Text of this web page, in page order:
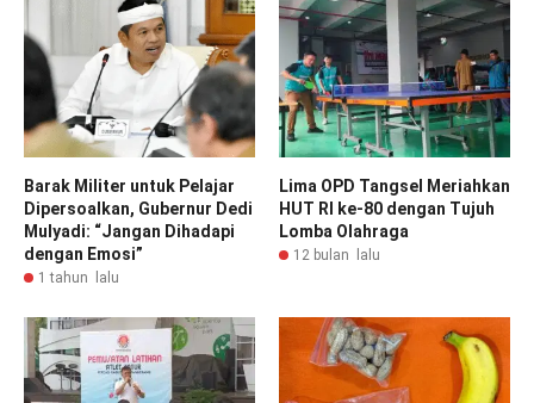
Barak Militer untuk Pelajar
Dipersoalkan, Gubernur Dedi
Mulyadi: “Jangan Dihadapi
dengan Emosi”
1 tahun lalu
Lima OPD Tangsel Meriahkan
HUT RI ke-80 dengan Tujuh
Lomba Olahraga
12 bulan lalu